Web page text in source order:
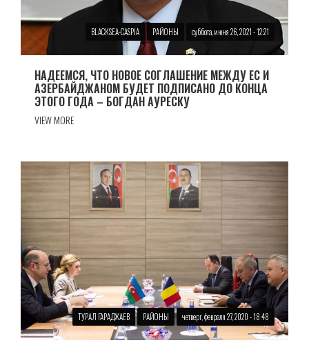
BLACKSEA-CASPIA РАЙОНЫ суббота, июня 26, 2021 - 12:21
НАДЕЕМСЯ, ЧТО НОВОЕ СОГЛАШЕНИЕ МЕЖДУ ЕС И
АЗЕРБАЙДЖАНОМ БУДЕТ ПОДПИСАНО ДО КОНЦА
ЭТОГО ГОДА – БОГДАН АУРЕСКУ
VIEW MORE
ТУРАЛ ГАРАДЖАЕВ РАЙОНЫ четверг, февраля 27, 2020 - 18:48